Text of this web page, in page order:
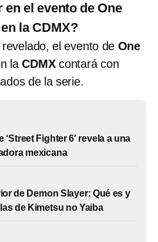
en el evento de One
la CDMX?
el evento de One
laCDMXcontará con
de la serie.
‘Street Fighter 6′ revela a una
mexicana
de Demon Slayer: Qué es y
de Kimetsu no Yaiba